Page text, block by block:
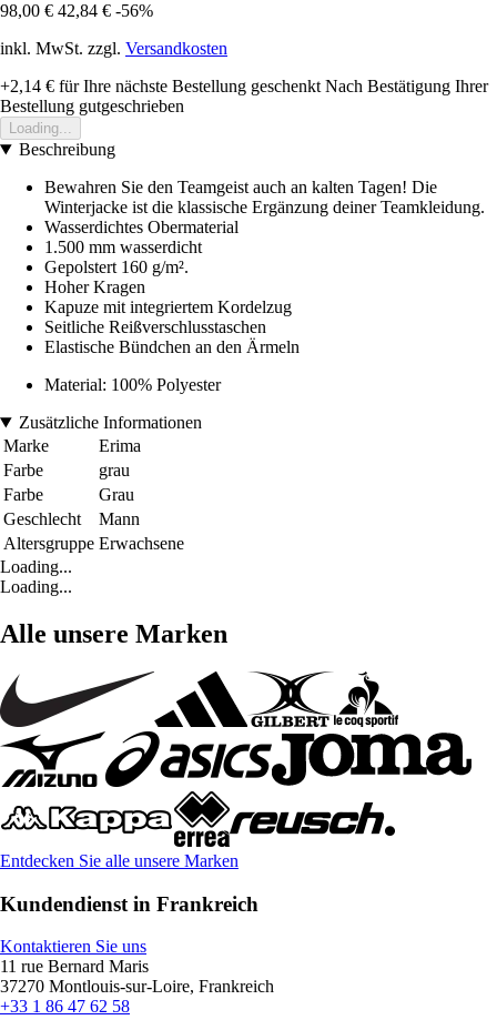
98,00 € 42,84 € -56%
inkl. MwSt. zzgl. Versandkosten
+2,14 € für Ihre nächste Bestellung geschenkt Nach Bestätigung Ihrer
Bestellung gutgeschrieben
Loading...
Beschreibung
Bewahren Sie den Teamgeist auch an kalten Tagen! Die
Winterjacke ist die klassische Ergänzung deiner Teamkleidung.
Wasserdichtes Obermaterial
1.500 mm wasserdicht
Gepolstert 160 g/m².
Hoher Kragen
Kapuze mit integriertem Kordelzug
Seitliche Reißverschlusstaschen
Elastische Bündchen an den Ärmeln
Material: 100% Polyester
Zusätzliche Informationen
Marke
Erima
Farbe
grau
Farbe
Grau
Geschlecht
Mann
Altersgruppe Erwachsene
Loading...
Loading...
Alle unsere Marken
Entdecken Sie alle unsere Marken
Kundendienst in Frankreich
Kontaktieren Sie uns
11 rue Bernard Maris
37270 Montlouis-sur-Loire, Frankreich
+33 1 86 47 62 58